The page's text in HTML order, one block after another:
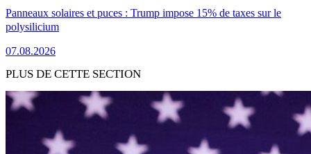
Panneaux solaires et puces : Trump impose 15% de taxes sur le
polysilicium
07.08.2026
PLUS DE CETTE SECTION